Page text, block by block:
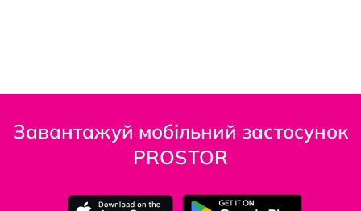
Завантажуй мобільний застосунок
PROSTOR